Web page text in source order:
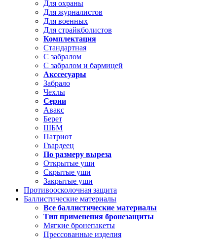
Для охраны
Для журналистов
Для военных
Для страйкболистов
Комплектация
Стандартная
С забралом
С забралом и бармицей
Акссесуары
Забрало
Чехлы
Серии
Авакс
Берет
ШБМ
Патриот
Гвардеец
По размеру выреза
Открытые уши
Скрытые уши
Закрытые уши
Противоосколочная защита
Баллистические материалы
Все баллистические материалы
Тип применения бронезащиты
Мягкие бронепакеты
Прессованные изделия